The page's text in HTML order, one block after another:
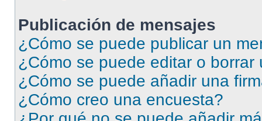
Publicación de mensajes
¿Cómo se puede publicar un
¿Cómo se puede editar o borrar
¿Cómo se puede añadir una
¿Cómo creo una encuesta?